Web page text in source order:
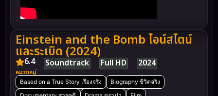
Einstein and the Bomb ไอน์สไตน์
และระเบิด (2024)
6.4 Soundtrack Full HD 2024
หมวดหมู่
Based on a True Story เรื่องจริง
Biography ชีวิตจริง